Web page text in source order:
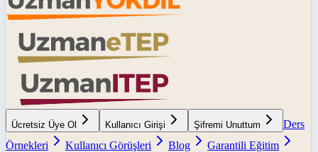
Ücretsiz Üye Ol Kullanıcı Girişi Şifremi Unuttum
Ders
Örnekleri
Kullanıcı Görüşleri Blog
Garantili Eğitim